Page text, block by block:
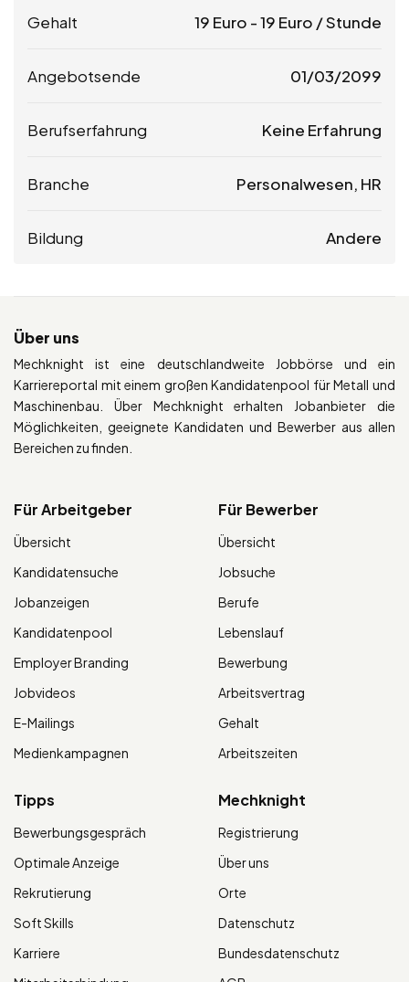
Gehalt 19 Euro -19 Euro / Stunde
Angebotsende 01/03/2099
Berufserfahrung Keine Erfahrung
Branche Personalwesen, HR
Bildung Andere
Über uns
Mechknight ist eine deutschlandweite Jobbörse und ein
Karriereportal mit einem großen Kandidatenpool für Metall und
Maschinenbau. Über Mechknight erhalten Jobanbieter die
Möglichkeiten, geeignete Kandidaten und Bewerber aus allen
Bereichen zu finden.
Für Arbeitgeber
Übersicht
Kandidatensuche
Jobanzeigen
Kandidatenpool
Employer Branding
Jobvideos
E-Mailings
Medienkampagnen
Für Bewerber
Übersicht
Jobsuche
Berufe
Lebenslauf
Bewerbung
Arbeitsvertrag
Gehalt
Arbeitszeiten
Tipps
Bewerbungsgespräch
Optimale Anzeige
Rekrutierung
Soft Skills
Karriere
Mechknight
Registrierung
Über uns
Orte
Datenschutz
Bundesdatenschutz